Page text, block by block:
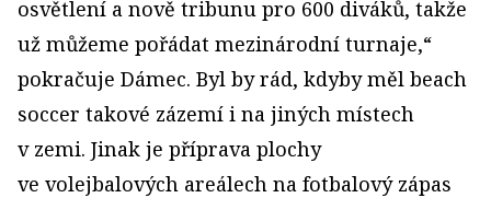
osvětlení a nově tribunu pro 600 diváků, takže
už můžeme pořádat mezinárodní turnaje,“
pokračuje Dámec. Byl by rád, kdyby měl beach
soccer takové zázemí i na jiných místech
v zemi. Jinak je příprava plochy
ve volejbalových areálech na fotbalový zápas